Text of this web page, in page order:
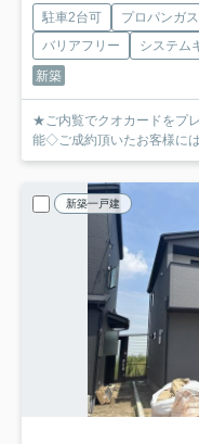
駐車2台可 プロパンガス
バリアフリー
システム
新築
★ご内覧でクオカードをプ
能◇ご成約頂いたお客様に
新築一戸建